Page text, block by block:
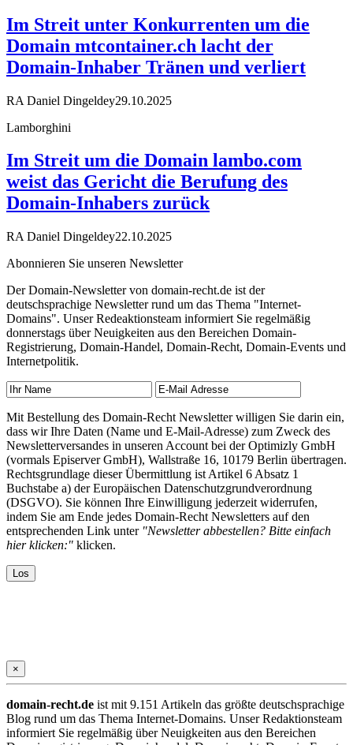
Im Streit unter Konkurrenten um die
Domain mtcontainer.ch lacht der
Domain-Inhaber Tränen und verliert
RA Daniel Dingeldey29.10.2025
Lamborghini
Im Streit um die Domain lambo.com
weist das Gericht die Berufung des
Domain-Inhabers zurück
RA Daniel Dingeldey22.10.2025
Abonnieren Sie unseren Newsletter
Der Domain-Newsletter von domain-recht.de ist der
deutschsprachige Newsletter rund um das Thema "Internet-
Domains". Unser Redeaktionsteam informiert Sie regelmäßig
donnerstags über Neuigkeiten aus den Bereichen Domain-
Registrierung, Domain-Handel, Domain-Recht, Domain-Events und
Internetpolitik.
Mit Bestellung des Domain-Recht Newsletter willigen Sie darin ein,
dass wir Ihre Daten (Name und E-Mail-Adresse) zum Zweck des
Newsletterversandes in unseren Account bei der Optimizly GmbH
(vormals Episerver GmbH), Wallstraße 16, 10179 Berlin übertragen.
Rechtsgrundlage dieser Übermittlung ist Artikel 6 Absatz 1
Buchstabe a) der Europäischen Datenschutzgrundverordnung
(DSGVO). Sie können Ihre Einwilligung jederzeit widerrufen,
indem Sie am Ende jedes Domain-Recht Newsletters auf den
entsprechenden Link unter "Newsletter abbestellen? Bitte einfach
hier klicken:" klicken.
×
domain-recht.de ist mit 9.151 Artikeln das größte deutschsprachige
Blog rund um das Thema Internet-Domains. Unser Redaktionsteam
informiert Sie regelmäßig über Neuigkeiten aus den Bereichen